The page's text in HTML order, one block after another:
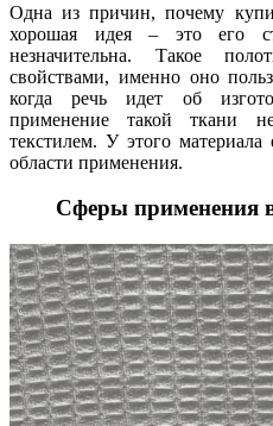
Одна из причин, почему
хорошая идея – это его
незначительна. Такое
свойствами, именно оно
когда речь идет об
применение такой ткани
текстилем. У этого
области применения.
Сферы применения